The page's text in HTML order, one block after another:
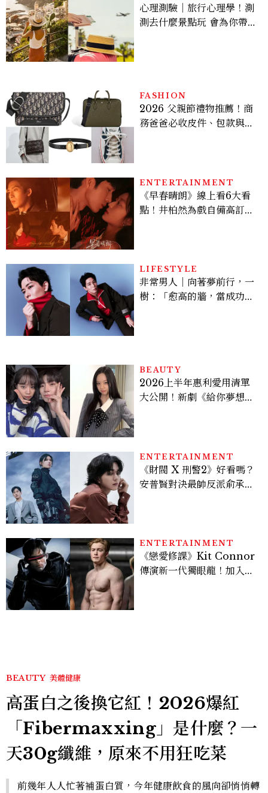
心理測驗｜旅行心理學！測
測去什麼景點玩 會為你帶來
FASHION
2026 父親節禮物推薦！商
務爸爸必收皮件、包款與鞋
ENTERTAINMENT
《早春晴朗》線上看6大看
點！井柏然為戲自備高訂，
LIFESTYLE
非常男人｜向著夢前行，一
樹：「愈高的牆，當成功爬
BEAUTY
2026上半年惠利愛用清單
大公開！新劇《給你夢想》
ENTERTAINMENT
《財閥 X 刑警2》好看嗎？
安普賢對決最帥反派俞承
多大？
ENTERTAINMENT
《戀愛修課》Kit Connor
傳演新一代獨眼龍！加入新
BEAUTY 美體健康
高蛋白之後換它紅！2026爆紅
「Fibermaxxing」是什麼？一
天30g纖維，原來不用狂吃菜
前幾年人人忙著補蛋白質，今年健康飲食的風向卻悄悄轉